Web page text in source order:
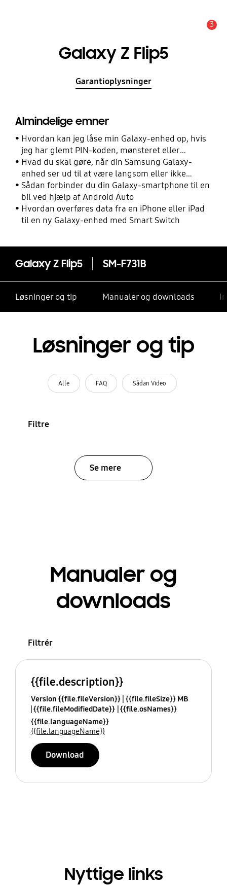
3
Galaxy Z Flip5
Garantioplysninger
Almindelige emner
Hvordan kan jeg låse min Galaxy-enhed op, hvis
jeg har glemt PIN-koden, mønsteret eller
adgangskoden?
Hvad du skal gøre, når din Samsung Galaxy-
enhed ser ud til at være langsom eller ikke
reagerer
Sådan forbinder du din Galaxy-smartphone til en
bil ved hjælp af Android Auto
Hvordan overføres data fra en iPhone eller iPad
til en ny Galaxy-enhed med Smart Switch
Galaxy Z Flip5 SM-F731B
Løsninger og tip Manualer og downloads
Løsninger og tip
Alle FAQ Sådan Video
Filtre
Se mere
Manualer og
downloads
Filtrér
{{file.description}}
Version {{file.fileVersion}} {{file.fileSize}} MB
{{file.fileModifiedDate}} {{file.osNames}}
{{file.languageName}}
{{file.languageName}}
Download
Nyttige links